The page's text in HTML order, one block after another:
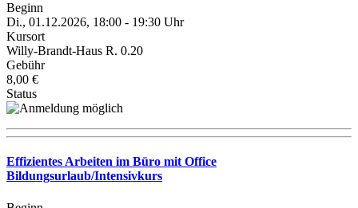
Beginn
Di., 01.12.2026, 18:00 - 19:30 Uhr
Kursort
Willy-Brandt-Haus R. 0.20
Gebühr
8,00 €
Status
Effizientes Arbeiten im Büro mit Office
Bildungsurlaub/Intensivkurs